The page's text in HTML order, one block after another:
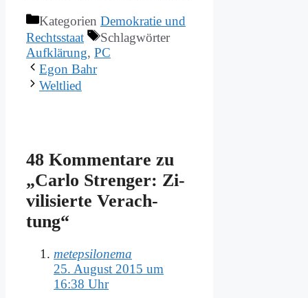
Kategorien Demokratie und
Rechtsstaat
Schlagwörter
Aufklärung, PC
Egon Bahr
Welt­lied
48 Kommentare zu
„Car­lo Stren­ger: Zi­
vi­li­sier­te Ver­ach­
tung“
metepsilonema
25. August 2015 um
16:38 Uhr